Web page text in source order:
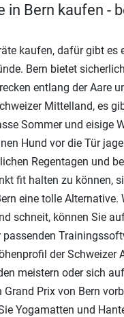
in Bern kaufen -
kaufen, dafür gibt es
Bern bietet
entlang der Aare
Mittelland, es
Sommer und eisige
Hund vor die Tür
Regentagen und
fit halten zu können,
eine tolle Alternative.
schneit, können Sie
passenden
der Schweizer
meistern oder sich
Prix von Bern
Yogamatten und